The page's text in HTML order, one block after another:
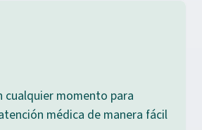
cualquier momento para
médica de manera fácil